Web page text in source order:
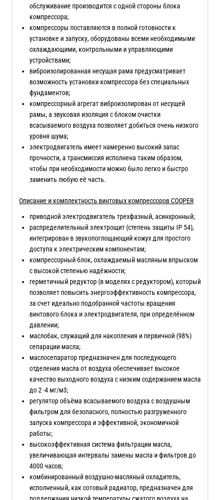
обслуживание производится с одной стороны блока
компрессора;
компрессоры поставляются в полной готовности к
установке и запуску, оборудованы всеми необходимыми
охлаждающими, контрольными и управляющими
устройствами;
виброизолированная несущая рама предусматривает
возможность установки компрессора без специальных
фундаментов;
компрессорный агрегат виброизолирован от несущей
рамы, а звуковая изоляция с блоком очистки
всасываемого воздуха позволяет добиться очень низкого
уровня шума;
электродвигатель имеет намеренно высокий запас
прочности, а трансмиссия исполнена таким образом,
чтобы при необходимости можно было легко и быстро
заменить любую её часть.
Описание и комплектность винтовых компрессоров COOPER
приводной электродвигатель трехфазный, асинхронный;
распределительный электрощит (степень защиты IP 54),
интегрирован в звукопоглощающий кожух для простого
доступа к электрическим компонентам;
компрессорный блок, охлаждаемый масляным впрыском
с высокой степенью надёжности;
герметичный редуктор (в моделях с редуктором), который
позволяет повысить энергоэффективность компрессора,
за счет идеально подобранной частоты вращения
винтового блока и электродвигателя, при определённом
давлении;
маслобак, служащий для накопления и первичной (98%)
сепарации масла;
маслосепаратор предназначен для последующего
отделения масла от воздуха обеспечивает высокое
качество выходного воздуха с низким содержанием масла
до 2 -4 мг/м3;
регулятор объёма всасываемого воздуха с воздушным
фильтром для безопасного, полностью разгруженного
запуска компрессора и эффективной, экономичной
работы;
высокоэффективная система фильтрации масла,
увеличивающая интервалы замены масла и фильтров до
4000 часов;
комбинированный воздушно-масляный охладитель,
исполненный, как сотовый радиатор, предназначен для